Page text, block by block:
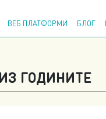
ВЕБ ПЛАТФОРМИ БЛОГ
ГОДИНИТЕ